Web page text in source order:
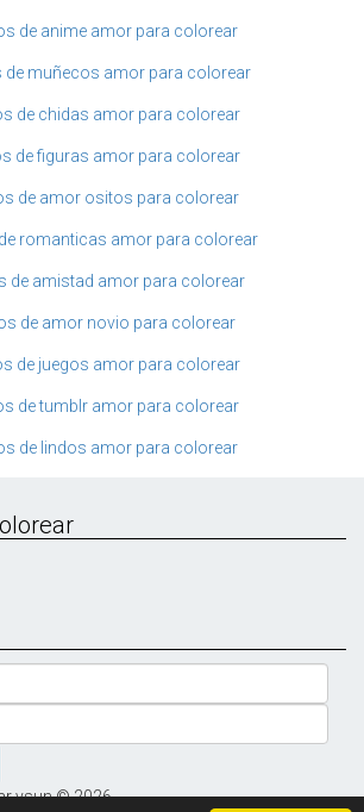
de anime amor para colorear
de muñecos amor para colorear
de chidas amor para colorear
de figuras amor para colorear
de amor ositos para colorear
romanticas amor para colorear
de amistad amor para colorear
de amor novio para colorear
de juegos amor para colorear
de tumblr amor para colorear
de lindos amor para colorear
vsun © 2026